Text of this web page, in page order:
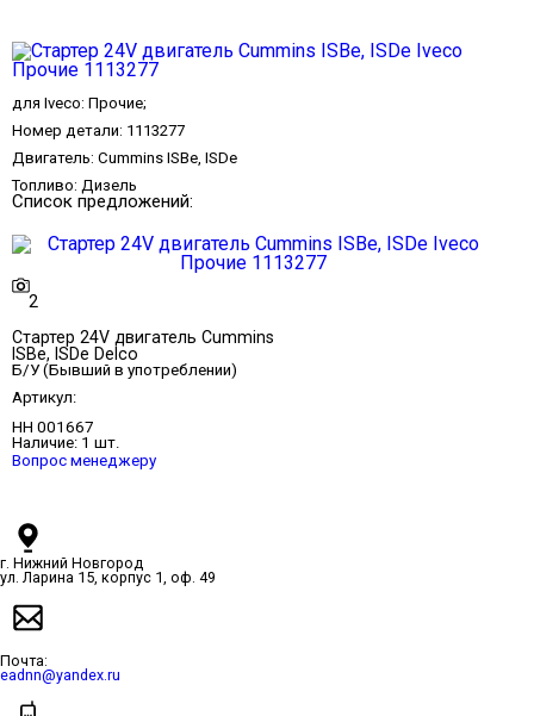
для Iveco: Прочие;
Номер детали: 1113277
Двигатель: Cummins ISBe, ISDe
Топливо: Дизель
Список предложений:
2
Стартер 24V двигатель Cummins
ISBe, ISDe Delco
Б/У (Бывший в употреблении)
Артикул:
НН 001667
Наличие: 1 шт.
Вопрос менеджеру
г. Нижний Новгород
ул. Ларина 15, корпус 1, оф. 49
Почта:
eadnn@yandex.ru